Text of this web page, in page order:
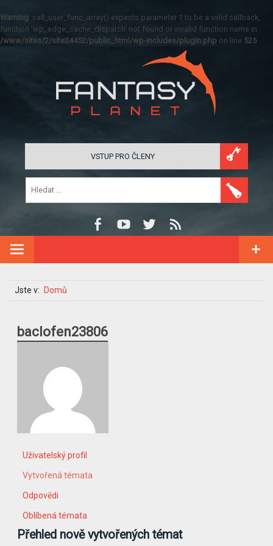
Warning: call_user_func_array() expects parameter 1 to be a valid callback,
function 'wp_edge_cache_dispatch' not found or invalid function name in
/www/sites/2/site24452/public_html/wp-includes/plugin.php on line 525
VSTUP PRO ČLENY
Jste v: Domů
baclofen23806
Uživatelský profil
Vytvořená témata
Odpovědi
Oblíbená témata
Přehled nově vytvořených témat